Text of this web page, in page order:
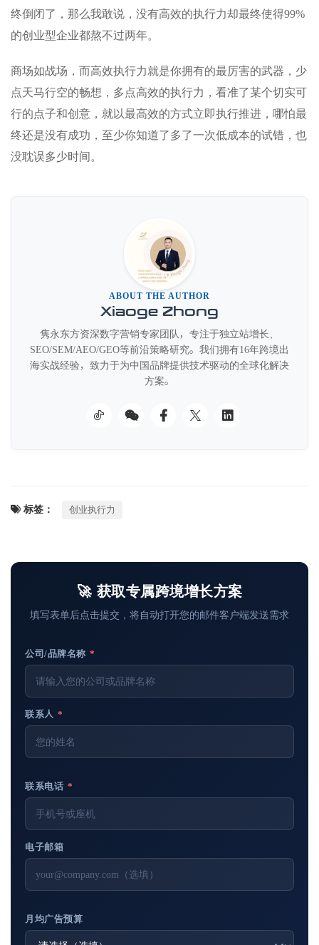
终倒闭了，那么我敢说，没有高效的执行力却最终使得99%
的创业型企业都熬不过两年。
商场如战场，而高效执行力就是你拥有的最厉害的武器，少
点天马行空的畅想，多点高效的执行力，看准了某个切实可
行的点子和创意，就以最高效的方式立即执行推进，哪怕最
终还是没有成功，至少你知道了多了一次低成本的试错，也
没耽误多少时间。
ABOUT THE AUTHOR
Xiaoge Zhong
隽永东方资深数字营销专家团队，专注于独立站增长、
SEO/SEM/AEO/GEO等前沿策略研究。我们拥有16年跨境出
海实战经验，致力于为中国品牌提供技术驱动的全球化解决
方案。
标签： 创业执行力
🚀 获取专属跨境增长方案
填写表单后点击提交，将自动打开您的邮件客户端发送需求
公司/品牌名称 *
联系人 *
联系电话 *
电子邮箱
月均广告预算